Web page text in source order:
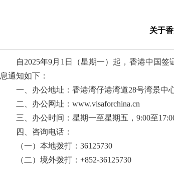
关于
自2025年9月1日（星期一）起，香港中国
息通知如下：
一、办公地址：香港湾仔港湾道28号湾景中
二、办公网址：www.visaforchina.cn
三、办公时间：星期一至星期五，9:00至
四、咨询电话：
（一）本地拨打：36125730
（二）境外拨打：+852-36125730